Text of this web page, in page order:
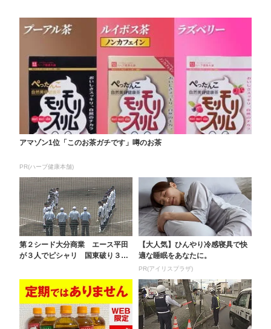
アマゾン1位「このお茶ガチです」噂のお茶
PR(ハーブ健康本舗)
第２シード大分商業 エース平田
が３人でピシャリ 国東破り３回
【大人気】ひんやり冷感寝具で快
適な睡眠をあなたに。
PR(アイリスプラザ)